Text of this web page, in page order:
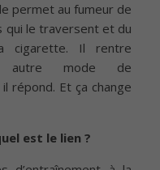
permet au fumeur de
qui le traversent et du
cigarette. Il rentre
autre mode de
répond. Et ça change
est le lien ?